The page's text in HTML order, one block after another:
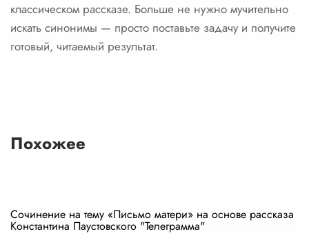
классическом рассказе. Больше не нужно мучительно
искать синонимы — просто поставьте задачу и получите
готовый, читаемый результат.
Похожее
Сочинение на тему «Письмо матери» на основе рассказа
Константина Паустовского "Телеграмма"